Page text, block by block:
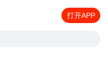
打开APP